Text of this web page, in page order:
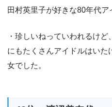
田村英里子が好きな80年代ア
・珍しいねっていわれるけ
にもたくさんアイドルはいた
女でした。